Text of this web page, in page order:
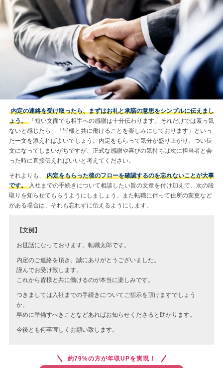
内定の連絡を受け取ったら、まずはお礼と承諾の意思をシンプルに伝えまし
ょう。 「短い文面でも相手への感謝は十分伝わります。それだけでは素っ気
ないと感じたら、「皆様と共に働けることを楽しみにしております」といっ
た一文を添えればよいでしょう。内定をもらって気分が盛り上がり、つい長
文になってしまいがちですが、正式な感謝や喜びの気持ちは次に担当者と会
った時に直接伝えればいいと考えてください。
それよりも、
内定をもらった後のフローを確認するのを忘れないことが大事
です。 入社までの手続きについて相談したい旨の文章を付け加えて、次の段
取りを知らせてもらうようにしましょう。また転職に伴って住所の変更など
がある場合は、それも忘れずに伝えるようにします。
【文例】
お世話になっております。転職太郎です。
内定のご連絡を頂き、誠にありがとうございました。
謹んでお受け致します。
これから皆様と共に働けるのが本当に楽しみです。
つきましては入社までの手続きについてご指示を頂けますでしょう
か。
早めに準備すべきことなどあればお知らせくださると助かります。
今後とも何卒宜しくお願い致します。
約79%の方が年収UPを実現！